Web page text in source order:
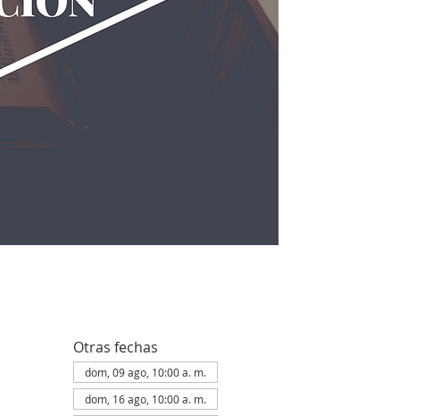
Otras fechas
dom, 09 ago, 10:00 a. m.
dom, 16 ago, 10:00 a. m.